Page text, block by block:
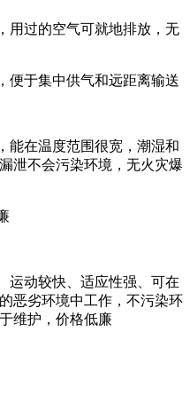
用过的空气可就地排放，无
便于集中供气和远距离输送
能在温度范围很宽，潮湿和
泄不会污染环境，无火灾爆
运动较快、适应性强、可在
恶劣环境中工作，不污染环
维护，价格低廉